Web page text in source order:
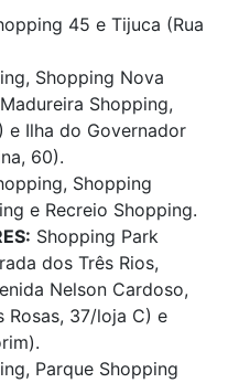
45 e Tijuca (Rua
Shopping Nova
Shopping,
e Ilha do Governador
60).
Shopping
e Recreio Shopping.
Shopping Park
dos Três Rios,
Nelson Cardoso,
Rosas, 37/loja C) e
Parque Shopping